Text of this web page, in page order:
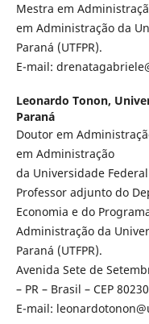
Mestra em
em Administração da
Paraná (UTFPR).
E-mail:
Leonardo Tonon,
Paraná
Doutor em
em Administração
da Universidade
Professor adjunto do
Economia e do
Administração da
Paraná (UTFPR).
Avenida Sete de
– PR – Brasil – CEP
E-mail: